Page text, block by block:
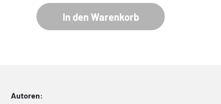
In den Warenkorb
Autoren: